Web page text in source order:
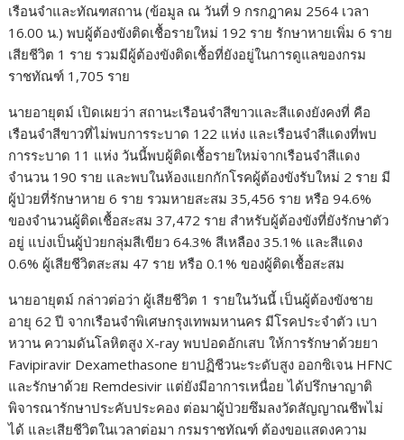
เรือนจำและทัณฑสถาน (ข้อมูล ณ วันที่ 9 กรกฎาคม 2564 เวลา
16.00 น.) พบผู้ต้องขังติดเชื้อรายใหม่ 192 ราย รักษาหายเพิ่ม 6 ราย
เสียชีวิต 1 ราย รวมมีผู้ต้องขังติดเชื้อที่ยังอยู่ในการดูแลของกรม
ราชทัณฑ์ 1,705 ราย
นายอายุตม์ เปิดเผยว่า สถานะเรือนจำสีขาวและสีแดงยังคงที่ คือ
เรือนจำสีขาวที่ไม่พบการระบาด 122 แห่ง และเรือนจำสีแดงที่พบ
การระบาด 11 แห่ง วันนี้พบผู้ติดเชื้อรายใหม่จากเรือนจำสีแดง
จำนวน 190 ราย และพบในห้องแยกกักโรคผู้ต้องขังรับใหม่ 2 ราย มี
ผู้ป่วยที่รักษาหาย 6 ราย รวมหายสะสม 35,456 ราย หรือ 94.6%
ของจำนวนผู้ติดเชื้อสะสม 37,472 ราย สำหรับผู้ต้องขังที่ยังรักษาตัว
อยู่ แบ่งเป็นผู้ป่วยกลุ่มสีเขียว 64.3% สีเหลือง 35.1% และสีแดง
0.6% ผู้เสียชีวิตสะสม 47 ราย หรือ 0.1% ของผู้ติดเชื้อสะสม
นายอายุตม์ กล่าวต่อว่า ผู้เสียชีวิต 1 รายในวันนี้ เป็นผู้ต้องขังชาย
อายุ 62 ปี จากเรือนจำพิเศษกรุงเทพมหานคร มีโรคประจำตัว เบา
หวาน ความดันโลหิตสูง X-ray พบปอดอักเสบ ให้การรักษาด้วยยา
Favipiravir Dexamethasone ยาปฏิชีวนะระดับสูง ออกซิเจน HFNC
และรักษาด้วย Remdesivir แต่ยังมีอาการเหนื่อย ได้ปรึกษาญาติ
พิจารณารักษาประคับประคอง ต่อมาผู้ป่วยซึมลงวัดสัญญาณชีพไม่
ได้ และเสียชีวิตในเวลาต่อมา กรมราชทัณฑ์ ต้องขอแสดงความ